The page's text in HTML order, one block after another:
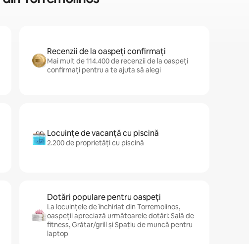
Recenzii de la oaspeți confirmați
Mai mult de 114.400 de recenzii de la oaspeți
confirmați pentru a te ajuta să alegi
Locuințe de vacanță cu piscină
2.200 de proprietăți cu piscină
Dotări populare pentru oaspeți
La locuințele de închiriat din Torremolinos,
oaspeții apreciază următoarele dotări: Sală de
fitness, Grătar/grill și Spațiu de muncă pentru
laptop